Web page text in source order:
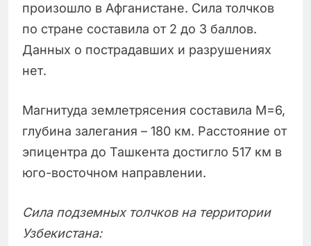
произошло в Афганистане. Сила толчков
по стране составила от 2 до 3 баллов.
Данных о пострадавших и разрушениях
нет.
Магнитуда землетрясения составила М=6,
глубина залегания – 180 км. Расстояние от
эпицентра до Ташкента достигло 517 км в
юго-восточном направлении.
Сила подземных толчков на территории
Узбекистана: